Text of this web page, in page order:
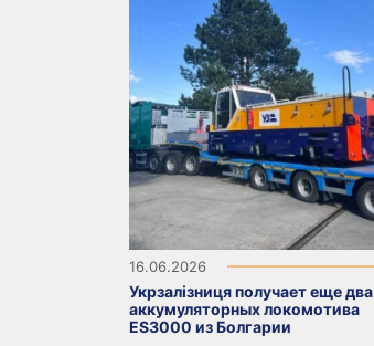
16.06.2026
Укрзалізниця получает еще два
аккумуляторных локомотива
ES3000 из Болгарии